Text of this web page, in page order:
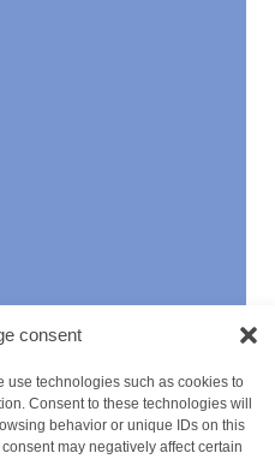
consent
use technologies such as cookies to
Consent to these technologies will
behavior or unique IDs on this
may negatively affect certain
NPO